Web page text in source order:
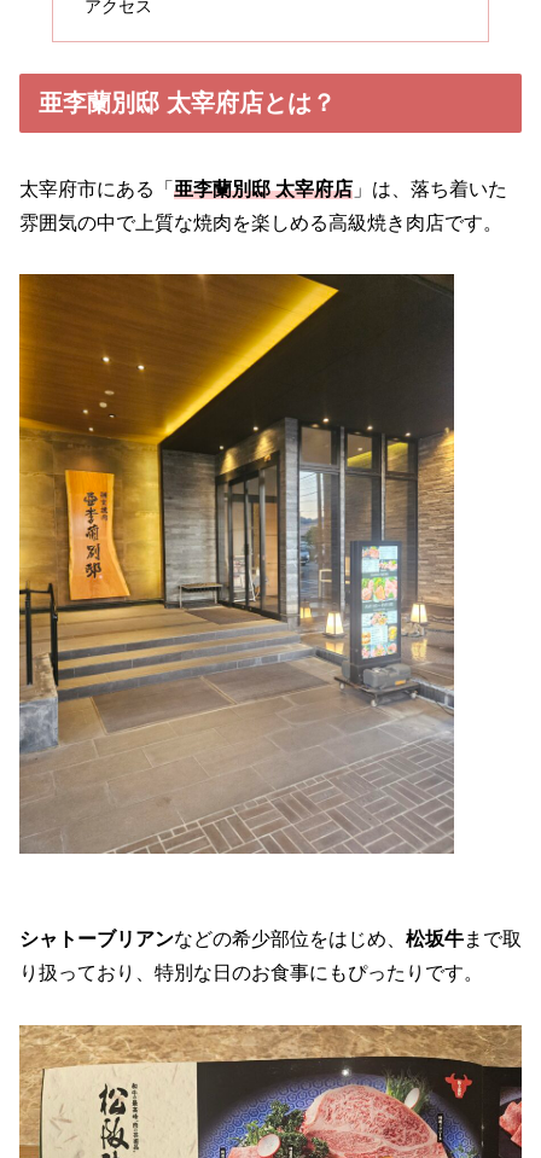
アクセス
亜李蘭別邸 太宰府店とは？
太宰府市にある「 亜李蘭別邸 太宰府店 」は、落ち着いた
雰囲気の中で上質な焼肉を楽しめる高級焼き肉店です。
シャトーブリアンなどの希少部位をはじめ、 松坂牛まで取
り扱っており、特別な日のお食事にもぴったりです。